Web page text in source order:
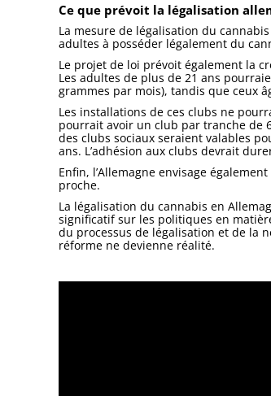
Ce que prévoit la légalisation
La mesure de légalisation du
adultes à posséder légalement du
Le projet de loi prévoit également la
Les adultes de plus de 21 ans
grammes par mois), tandis que ceux
Les installations de ces clubs ne
pourrait avoir un club par tranche de
des clubs sociaux seraient valables
ans. L’adhésion aux clubs devrait
Enfin, l’Allemagne envisage
proche.
La légalisation du cannabis en
significatif sur les politiques en
du processus de légalisation et de la
réforme ne devienne réalité.